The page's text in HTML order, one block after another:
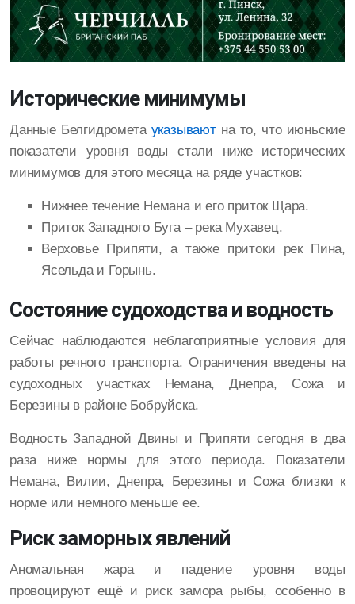
Исторические минимумы
Данные Белгидромета указываютна то, что июньские
показатели уровня воды стали ниже исторических
минимумов для этого месяца на ряде участков:
Нижнее течение Немана и его приток Щара.
Приток Западного Буга – река Мухавец.
Верховье Припяти, а также притоки рек Пина,
Ясельда и Горынь.
Состояние судоходства и водность
Сейчас наблюдаются неблагоприятные условия для
работы речного транспорта. Ограничения введены на
судоходных участках Немана, Днепра, Сожа и
Березины в районе Бобруйска.
Водность Западной Двины и Припяти сегодня в два
раза ниже нормы для этого периода. Показатели
Немана, Вилии, Днепра, Березины и Сожа близки к
норме или немного меньше ее.
Риск заморных явлений
Аномальная жара и падение уровня воды
провоцируют ещё и риск замора рыбы, особенно в